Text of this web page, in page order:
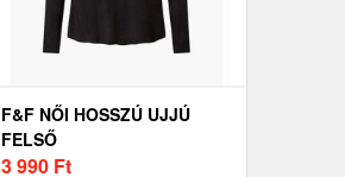
F&F NŐI HOSSZÚ UJJÚ
FELSŐ
3 990 Ft